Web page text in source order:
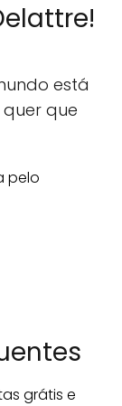
está
que
pelo
grátis e